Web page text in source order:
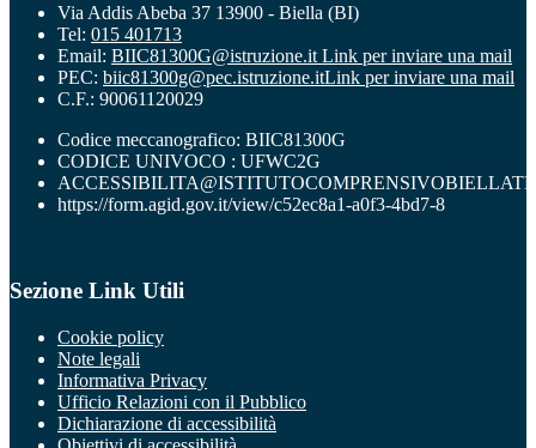
Via Addis Abeba 37 13900 - Biella (BI)
Tel: 015 401713
Email: BIIC81300G@istruzione.it Link per inviare una mail
PEC: biic81300g@pec.istruzione.itLink per inviare una mail
C.F.: 90061120029
Codice meccanografico: BIIC81300G
CODICE UNIVOCO : UFWC2G
https://form.agid.gov.it/view/c52ec8a1-a0f3-4bd7-8
Sezione Link Utili
Cookie policy
Note legali
Informativa Privacy
Ufficio Relazioni con il Pubblico
Dichiarazione di accessibilità